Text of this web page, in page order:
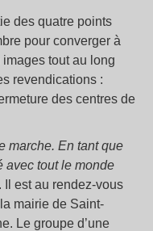
des quatre points
pour converger à
tout au long
revendications :
des centres de
marche. En tant que
avec tout le monde
Il est au rendez-vous
mairie de Saint-
Le groupe d’une